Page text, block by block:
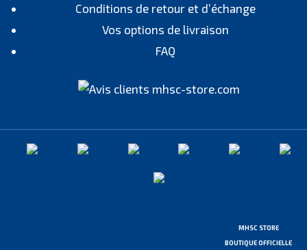
Conditions de retour et d’échange
Vos options de livraison
FAQ
MHSC STORE
BOUTIQUE OFFICIELLE